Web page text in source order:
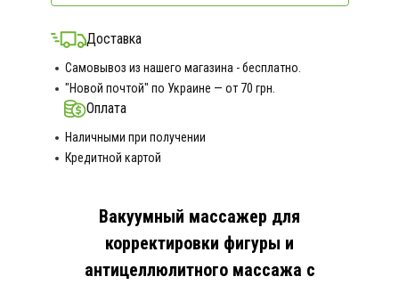
Доставка
Самовывоз из нашего магазина - бесплатно.
"Новой почтой" по Украине — от 70 грн.
Оплата
Наличными при получении
Кредитной картой
Вакуумный массажер для
корректировки фигуры и
антицеллюлитного массажа с